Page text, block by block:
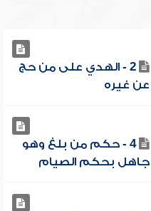
2 - الهدي على من حج
عن غيره
4 - حكم من بلغ وهو
جاهل بحكم الصيام